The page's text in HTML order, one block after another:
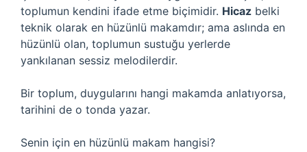
toplumun kendini ifade etme biçimidir. Hicaz belki
teknik olarak en hüzünlü makamdır; ama aslında en
hüzünlü olan, toplumun sustuğu yerlerde
yankılanan sessiz melodilerdir.
Bir toplum, duygularını hangi makamda anlatıyorsa,
tarihini de o tonda yazar.
Senin için en hüzünlü makam hangisi?